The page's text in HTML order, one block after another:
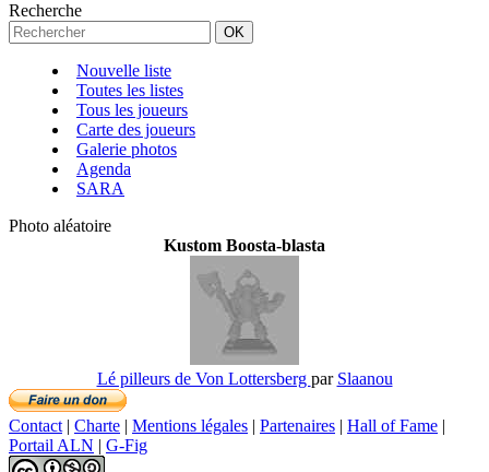
Recherche
Nouvelle liste
Toutes les listes
Tous les joueurs
Carte des joueurs
Galerie photos
Agenda
SARA
Photo aléatoire
Kustom Boosta-blasta
Lé pilleurs de Von Lottersberg par Slaanou
Contact| Charte | Mentions légales | Partenaires | Hall of Fame |
Portail ALN | G-Fig